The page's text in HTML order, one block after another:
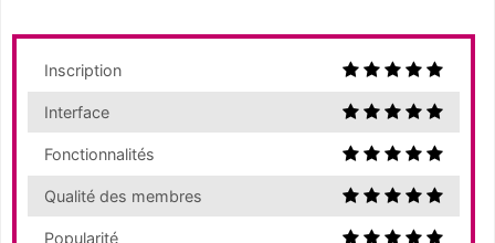
Inscription
Interface
Fonctionnalités
Qualité des membres
Popularité